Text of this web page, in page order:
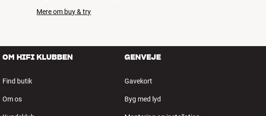
Mere om buy & try
OM HIFI KLUBBEN
Find butik
Om os
GENVEJE
Gavekort
Byg med lyd